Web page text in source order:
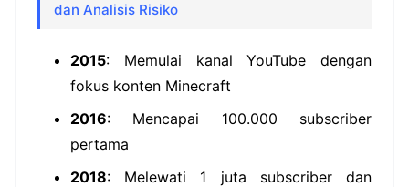
dan Analisis Risiko
2015: Memulai kanal YouTube dengan
fokus konten Minecraft
2016: Mencapai 100.000 subscriber
pertama
2018: Melewati 1 juta subscriber dan